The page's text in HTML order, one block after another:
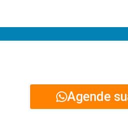
Agende